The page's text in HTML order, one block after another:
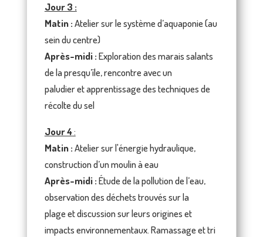
Jour 3 :
Matin :Atelier sur le système d’aquaponie (au
sein du centre)
Après-midi :Exploration des marais salants
de la presqu’île, rencontre avec un
paludier et apprentissage des techniques de
récolte du sel
Jour 4:
Matin :Atelier sur l'énergie hydraulique,
construction d’un moulin à eau
Après-midi :Étude de la pollution de l’eau,
observation des déchets trouvés sur la
plage et discussion sur leurs origines et
impacts environnementaux. Ramassage et tri